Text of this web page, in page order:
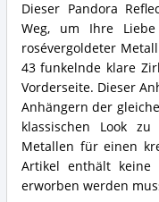
Pandora
-
Bead
Charms
Silber_vergoldet
Zusammenfassung:
Was
bietet
dieser
Pandora
Reflexions
Clip-
Dieser Pandora
Weg, um Ihre
rosévergoldeter
43 funkelnde klare
Vorderseite. Dieser
Anhängern der
klassischen Look
Metallen für einen
Artikel enthält keine
erworben werden
Silber_vergoldet
Vorteile:
Was
spricht
für
diesen
Pandora
Reflexions
Clip-
Charm?